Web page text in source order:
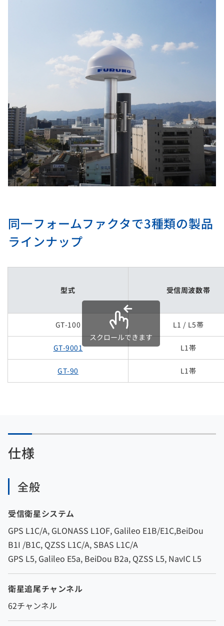
同一フォームファクタで3種類の製品
ラインナップ
型式 受信周波数帯
GT-100 L1 / L5帯
GT-9001 L1帯
GT-90 L1帯
スクロールできます
仕様
全般
受信衛星システム
GPS L1C/A, GLONASS L1OF, Galileo E1B/E1C,BeiDou
B1I /B1C, QZSS L1C/A, SBAS L1C/A
GPS L5, Galileo E5a, BeiDou B2a, QZSS L5, NavIC L5
衛星追尾チャンネル
62チャンネル